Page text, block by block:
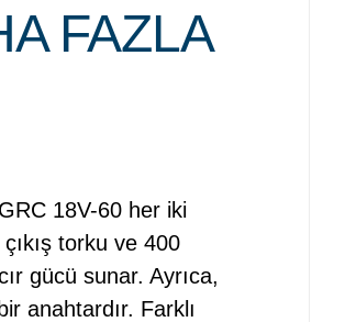
FAZLA
18V-60 her iki
torku ve 400
gücü sunar. Ayrıca,
anahtardır. Farklı